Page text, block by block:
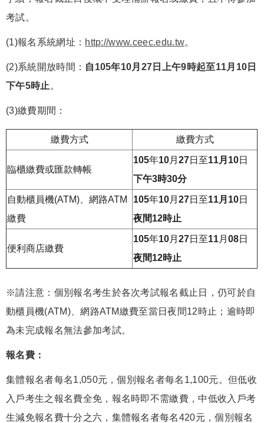
考試。
(1)報名系統網址： http://www.ceec.edu.tw。
(2)系統開放時間： 自105年10月27日上午9時起至11月10日
下午5時止 。
(3)繳費期間：
繳費方式 繳費方式
臨櫃繳費或匯款轉帳
105年10月 27日至11月 10日
下午3時30分
自動櫃員機(ATM)、網路ATM
繳費
105年10月 27日至11月 10日
夜間12時止
便利商店繳費
105年10月 27日至11月 08日
夜間12時止
※請注意：個別報名考生於各次考試報名截止日，仍可於自
動櫃員機(ATM)、網路ATM繳費至當日夜間12時止；逾時即
為未完成報名無法參加考試。
報名費：
集體報名者每名1,050元，個別報名者每名1,100元。但低收
入戶考生之報名費全免，報名時即不需繳費，中低收入戶考
生減免報名費十分之六，集體報名者每名420元，個別報名